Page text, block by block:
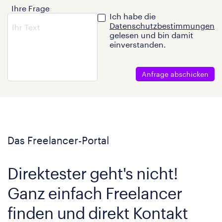
Ihre Frage
Ich habe die
Datenschutzbestimmungen
gelesen und bin damit
einverstanden.
Anfrage abschicken
Das Freelancer-Portal
Direktester geht's nicht!
Ganz einfach Freelancer
finden und direkt Kontakt